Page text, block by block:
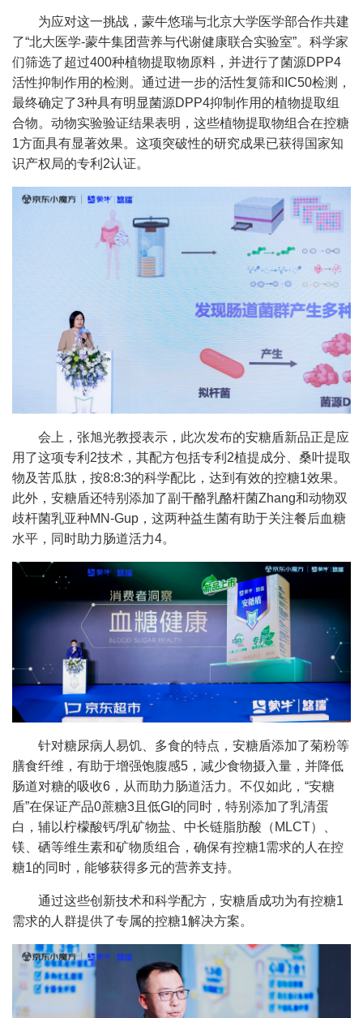
为应对这一挑战，蒙牛悠瑞与北京大学医学部合作共建
了“北大医学-蒙牛集团营养与代谢健康联合实验室”。科学家
们筛选了超过400种植物提取物原料，并进行了菌源DPP4
活性抑制作用的检测。通过进一步的活性复筛和IC50检测，
最终确定了3种具有明显菌源DPP4抑制作用的植物提取组
合物。动物实验验证结果表明，这些植物提取物组合在控糖
1方面具有显著效果。这项突破性的研究成果已获得国家知
识产权局的专利2认证。
会上，张旭光教授表示，此次发布的安糖盾新品正是应
用了这项专利2技术，其配方包括专利2植提成分、桑叶提取
物及苦瓜肽，按8:8:3的科学配比，达到有效的控糖1效果。
此外，安糖盾还特别添加了副干酪乳酪杆菌Zhang和动物双
歧杆菌乳亚种MN-Gup，这两种益生菌有助于关注餐后血糖
水平，同时助力肠道活力4。
针对糖尿病人易饥、多食的特点，安糖盾添加了菊粉等
膳食纤维，有助于增强饱腹感5，减少食物摄入量，并降低
肠道对糖的吸收6，从而助力肠道活力。不仅如此，“安糖
盾”在保证产品0蔗糖3且低GI的同时，特别添加了乳清蛋
白，辅以柠檬酸钙/乳矿物盐、中长链脂肪酸（MLCT）、
镁、硒等维生素和矿物质组合，确保有控糖1需求的人在控
糖1的同时，能够获得多元的营养支持。
通过这些创新技术和科学配方，安糖盾成功为有控糖1
需求的人群提供了专属的控糖1解决方案。